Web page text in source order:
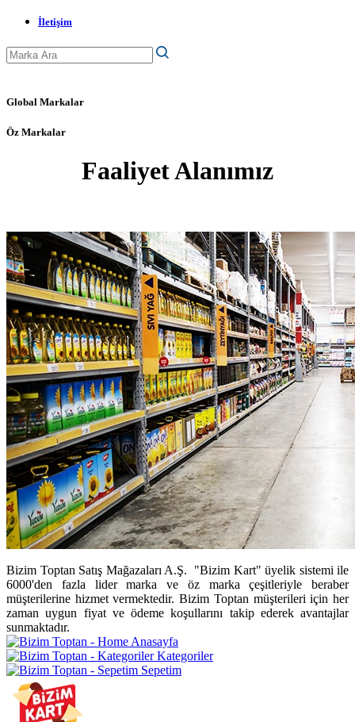
İletişim
Global Markalar
Öz Markalar
Faaliyet Alanımız
Bizim Toptan Satış Mağazaları A.Ş. "Bizim Kart" üyelik sistemi ile
6000'den fazla lider marka ve öz marka çeşitleriyle beraber
müşterilerine hizmet vermektedir. Bizim Toptan müşterileri için her
zaman uygun fiyat ve ödeme koşullarını takip ederek avantajlar
sunmaktadır.
Anasayfa
Kategoriler
Sepetim